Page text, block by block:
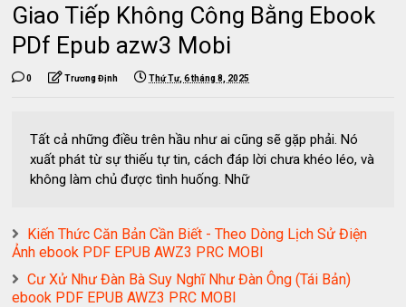
Giao Tiếp Không Công Bằng Ebook
PDf Epub azw3 Mobi
0 Trương Định Thứ Tư, 6 tháng 8, 2025
Tất cả những điều trên hầu như ai cũng sẽ gặp phải. Nó
xuất phát từ sự thiếu tự tin, cách đáp lời chưa khéo léo, và
không làm chủ được tình huống. Nhữ
Kiến Thức Căn Bản Cần Biết - Theo Dòng Lịch Sử Điện
Ảnh ebook PDF EPUB AWZ3 PRC MOBI
Cư Xử Như Đàn Bà Suy Nghĩ Như Đàn Ông (Tái Bản)
ebook PDF EPUB AWZ3 PRC MOBI